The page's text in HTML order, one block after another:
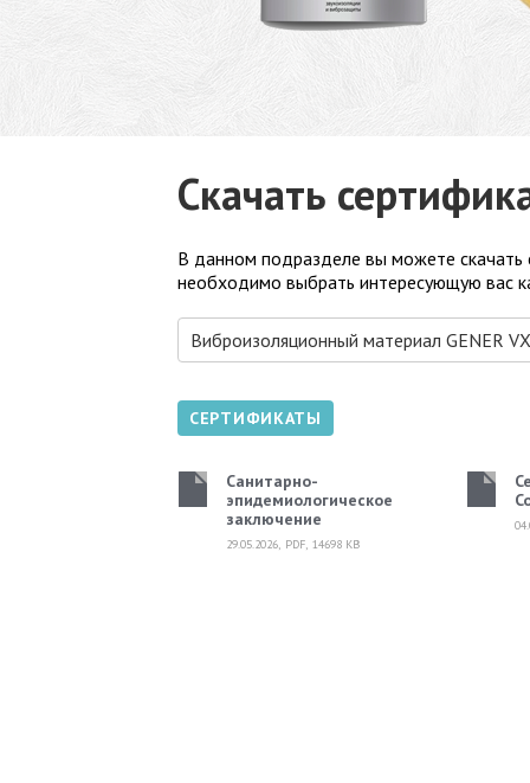
Скачать
В данном подразделе вы можете скачать
необходимо выбрать интересующую вас
Виброизоляционный материал GENER VX
СЕРТИФИКАТЫ
Санитарно-
эпидемиологическое
заключение
29.05.2026, PDF, 14698KB